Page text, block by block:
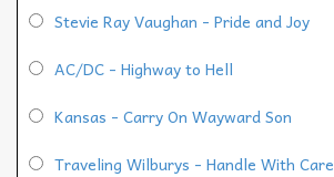
Stevie Ray Vaughan - Pride and Joy
AC/DC - Highway to Hell
Kansas - Carry On Wayward Son
Traveling Wilburys - Handle With Care